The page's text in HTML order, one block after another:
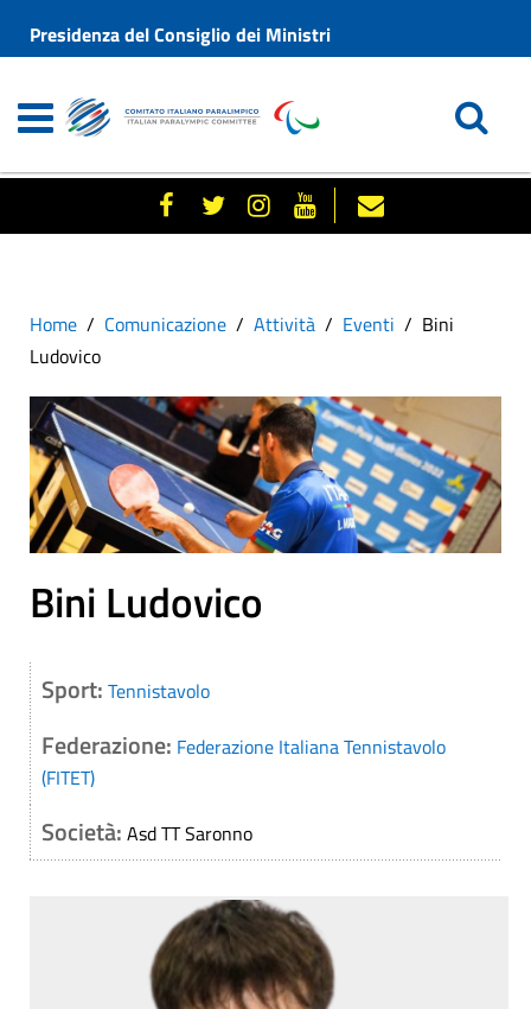
Presidenza del Consiglio dei Ministri
Home Comunicazione Attività Eventi
Bini
Ludovico
Bini Ludovico
Sport: Tennistavolo
Federazione: Federazione Italiana Tennistavolo
(FITET)
Società: Asd TT Saronno